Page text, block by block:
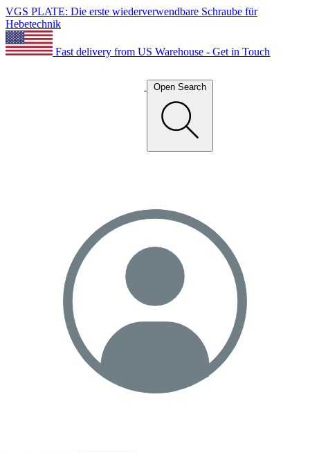
VGS PLATE: Die erste wiederverwendbare Schraube für
Hebetechnik
Fast delivery from US Warehouse - Get in Touch
Open Search